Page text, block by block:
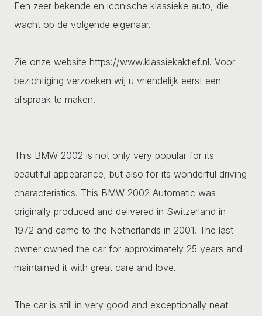
Een zeer bekende en iconische klassieke auto, die
wacht op de volgende eigenaar.
Zie onze website https://www.klassiekaktief.nl. Voor
bezichtiging verzoeken wij u vriendelijk eerst een
afspraak te maken.
This BMW 2002 is not only very popular for its
beautiful appearance, but also for its wonderful driving
characteristics. This BMW 2002 Automatic was
originally produced and delivered in Switzerland in
1972 and came to the Netherlands in 2001. The last
owner owned the car for approximately 25 years and
maintained it with great care and love.
The car is still in very good and exceptionally neat